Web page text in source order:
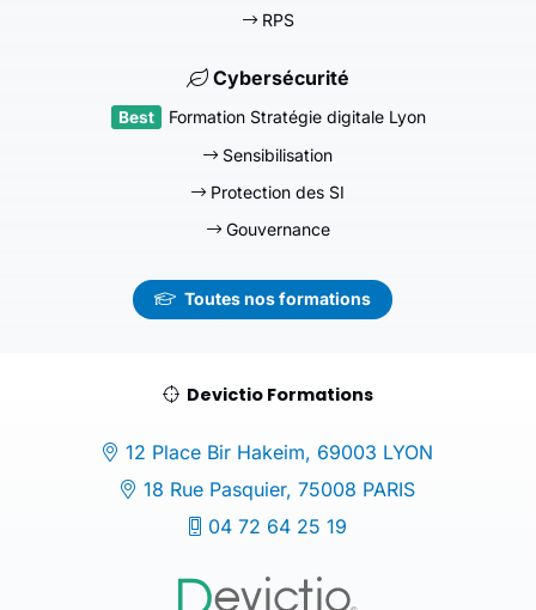
RPS
Cybersécurité
Formation Stratégie digitale Lyon
Sensibilisation
Protection des SI
Gouvernance
Toutes nos formations
Devictio Formations
12 Place Bir Hakeim, 69003 LYON
18 Rue Pasquier, 75008 PARIS
04 72 64 25 19